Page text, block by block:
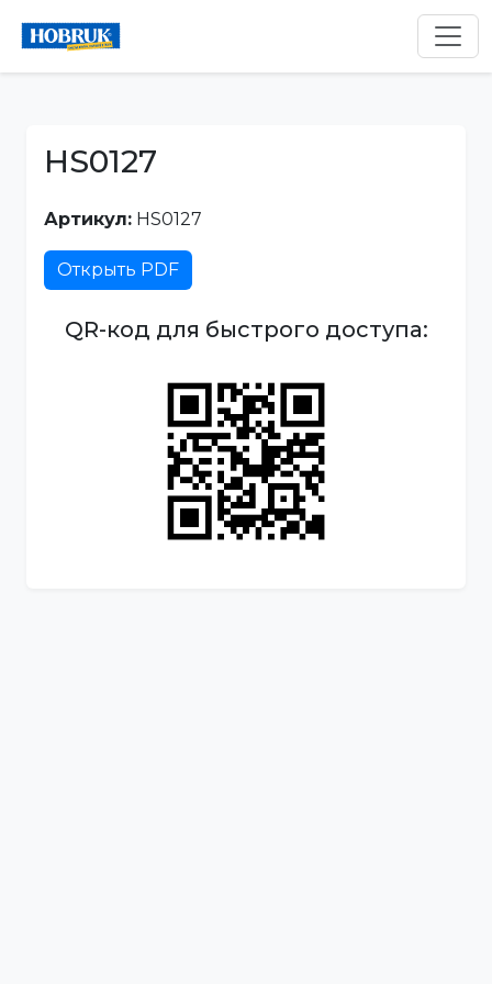
HS0127
Артикул: HS0127
Открыть PDF
QR-код для быстрого доступа: